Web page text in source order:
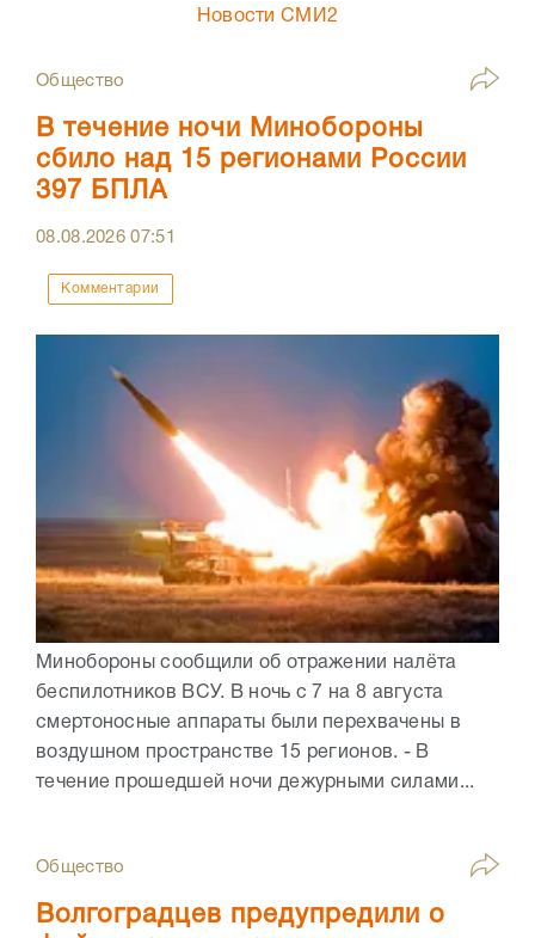
Новости СМИ2
Общество
В течение ночи Минобороны
сбило над 15 регионами России
397 БПЛА
08.08.202607:51
Комментарии
Минобороны сообщили об отражении налёта
беспилотников ВСУ. В ночь с 7 на 8 августа
смертоносные аппараты были перехвачены в
воздушном пространстве 15 регионов. - В
течение прошедшей ночи дежурными силами...
Общество
Волгоградцев предупредили о